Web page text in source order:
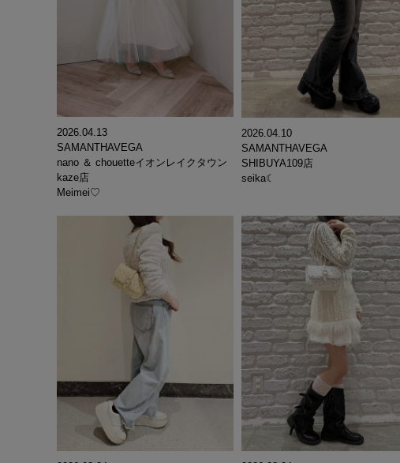
2026.04.13
SAMANTHAVEGA
nano ＆ chouetteイオンレイクタウン
kaze店
Meimei♡
2026.04.10
SAMANTHAVEGA
SHIBUYA109店
seika☾